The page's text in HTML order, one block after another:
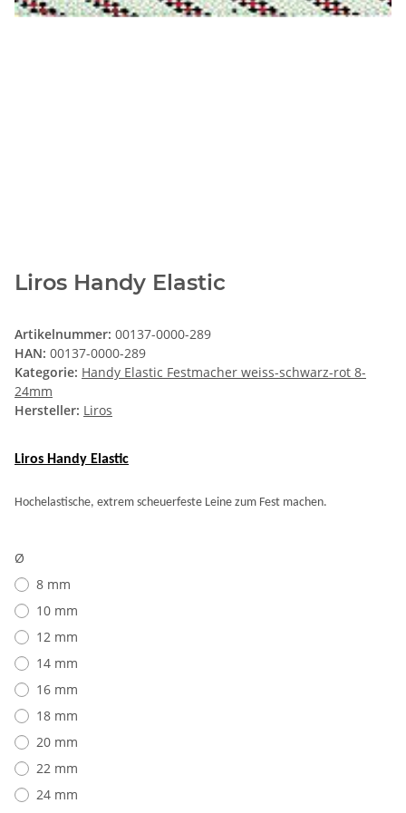
Liros Handy Elastic
Artikelnummer: 00137-0000-289
HAN: 00137-0000-289
Kategorie: Handy Elastic Festmacher weiss-schwarz-rot 8-
24mm
Hersteller: Liros
Liros Handy Elastic
Hochelastische, extrem scheuerfeste Leine zum Fest machen.
Ø
8 mm
10 mm
12 mm
14 mm
16 mm
18 mm
20 mm
22 mm
24 mm